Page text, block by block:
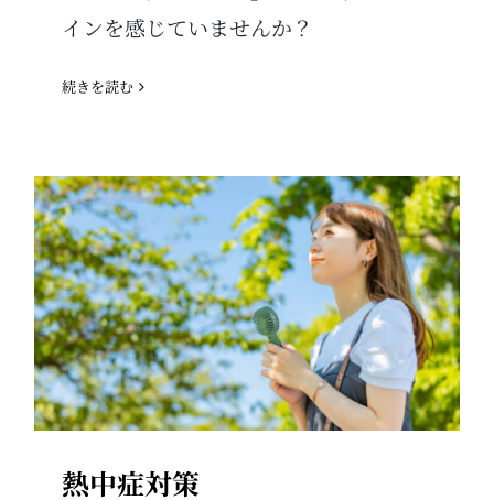
インを感じていませんか？
続きを読む
熱中症対策
熱中症対策